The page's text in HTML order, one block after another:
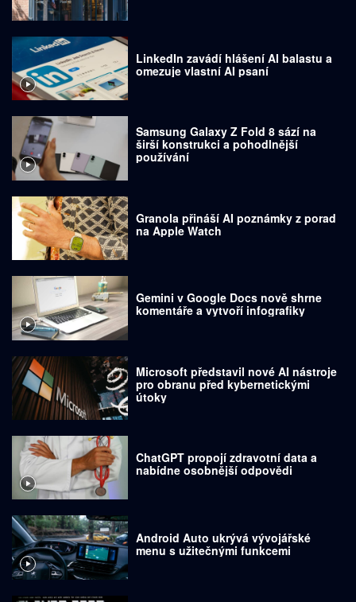
LinkedIn zavádí hlášení AI balastu a
omezuje vlastní AI psaní
Samsung Galaxy Z Fold 8 sází na
širší konstrukci a pohodlnější
používání
Granola přináší AI poznámky z porad
na Apple Watch
Gemini v Google Docs nově shrne
komentáře a vytvoří infografiky
Microsoft představil nové AI nástroje
pro obranu před kybernetickými
útoky
ChatGPT propojí zdravotní data a
nabídne osobnější odpovědi
Android Auto ukrývá vývojářské
menu s užitečnými funkcemi